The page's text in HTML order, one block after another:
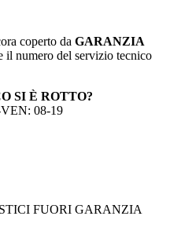
coperto da GARANZIA
il numero del servizio tecnico
SI È ROTTO?
08-19
FUORI GARANZIA